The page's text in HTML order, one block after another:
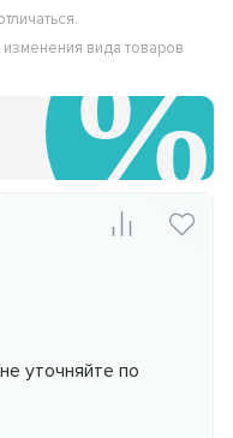
вида товаров
уточняйте по